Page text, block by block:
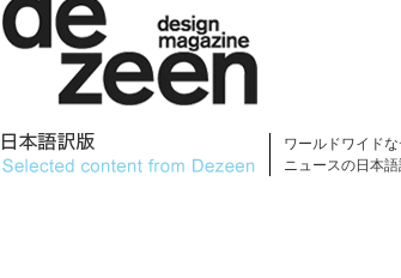
ワールドワイド
ニュースの日本